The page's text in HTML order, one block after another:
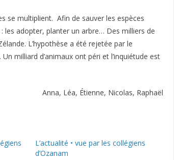
se multiplient. Afin de sauver les espèces
les adopter, planter un arbre… Des milliers de
L’hypothèse a été rejetée par le
milliard d’animaux ont péri et l’inquiétude est
Anna, Léa, Étienne, Nicolas, Raphaël
L’actualité • vue par les collégiens
d’Ozanam